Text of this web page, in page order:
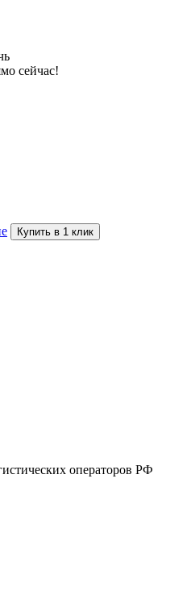
сейчас!
Купить в 1 клик
операторов РФ